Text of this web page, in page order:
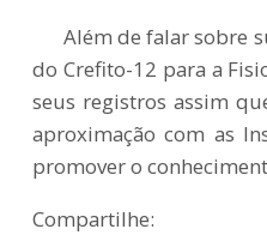
Além de falar sobre
do Crefito-12 para a
seus registros assim
aproximação com as
promover o
Compartilhe: